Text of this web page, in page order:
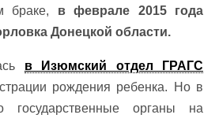
браке, в феврале 2015 года
Донецкой области.
в Изюмский отдел ГРАГС
рождения ребенка. Но в
органы на